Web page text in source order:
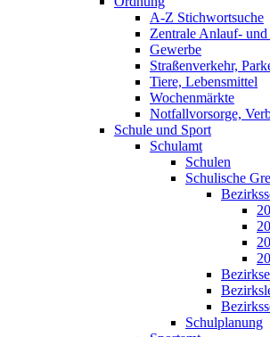
A-Z Stichwortsuche
Zentrale Anlauf- und
Gewerbe
Straßen­verkehr,
Tiere, Lebens­mittel­
Wochenmärkte
Notfallvorsorge,
Schule und Sport
Schulamt
Schulen
Schulische
Schulplanung